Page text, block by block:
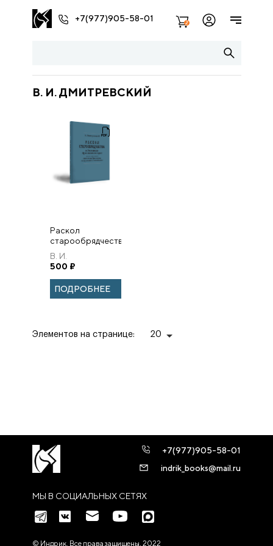
+7(977)905-58-01 2
В. И. ДМИТРЕВСКИЙ
Раскол
старообрядчества
в Ростовско-
Ярославском
крае перед
временем
святителя
В. И.
Дмитревский
500 ₽
ПОДРОБНЕЕ
Элементов на странице: 20
МЫ В СОЦИАЛЬНЫХ СЕТЯХ
+7(977)905-58-01
indrik_books@mail.ru
© Индрик. Все права защищены, 2022